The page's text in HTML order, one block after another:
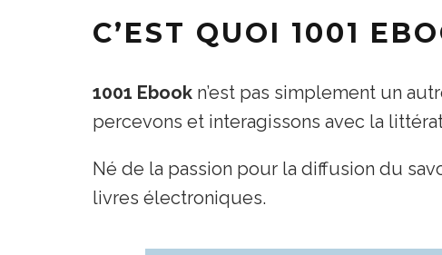
C’EST QUOI 1001
1001 Ebook n’est pas simplement un
percevons et interagissons avec la
Né de la passion pour la diffusion du
livres électroniques.